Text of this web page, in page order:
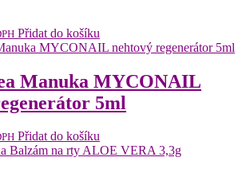
Přidat do košíku
Manuka MYCONAIL
5ml
Přidat do košíku